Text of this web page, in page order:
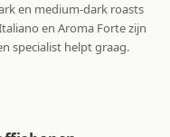
en medium-dark roasts
en Aroma Forte zijn
specialist helpt graag.